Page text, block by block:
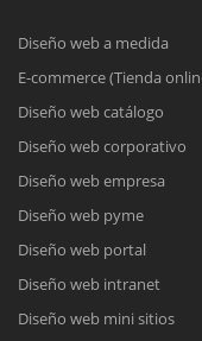
Diseño web a medida
E-commerce (Tienda
Diseño web catálogo
Diseño web corporativo
Diseño web empresa
Diseño web pyme
Diseño web portal
Diseño web intranet
Diseño web mini sitios